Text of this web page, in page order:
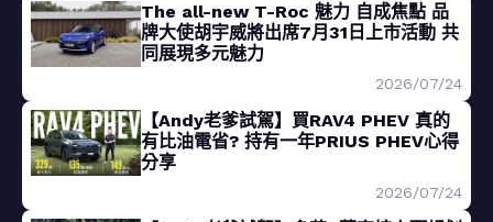
The all-new T-Roc 魅力 自成焦點 品
牌大使胡宇威將出席7月31日上市活動 共
同展現多元魅力
2026/07/24
【Andy老爹試駕】買RAV4 PHEV 真的
有比油電省? 持有一年PRIUS PHEV心得
分享
2026/07/24